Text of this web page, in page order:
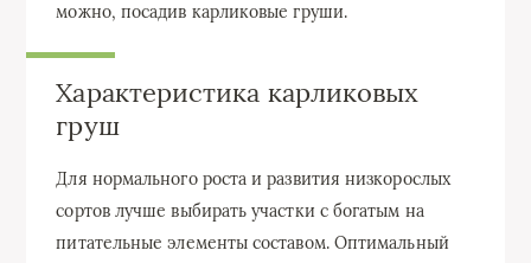
можно, посадив карликовые груши.
Характеристика карликовых
груш
Для нормального роста и развития низкорослых
сортов лучше выбирать участки с богатым на
питательные элементы составом. Оптимальный